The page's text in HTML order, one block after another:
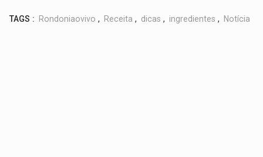
TAGS : Rondoniaovivo , Receita , dicas , ingredientes , Notícia